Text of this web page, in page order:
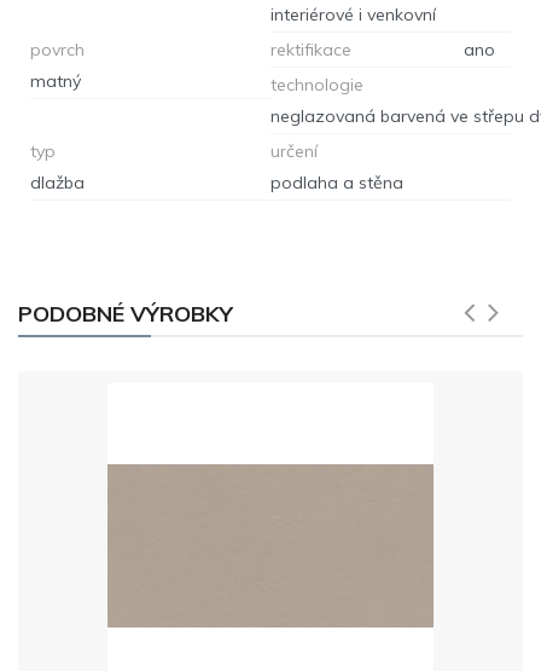
interiérové i venkovní
povrch
matný
rektifikace
ano
technologie
typ
dlažba
určení
podlaha a stěna
PODOBNÉ VÝROBKY